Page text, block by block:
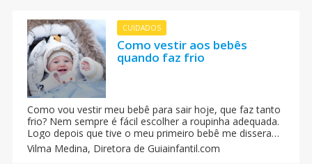
CUIDADOS
Como vestir aos bebês
quando faz frio
Como vou vestir meu bebê para sair hoje, que faz tanto
frio? Nem sempre é fácil escolher a roupinha adequada.
Logo depois que tive o meu primeiro bebê me disseram
que os bebês recém-nascidos não podem regular bem a
temperatura corporal, por isso temos que abrigá-los
Vilma Medina, Diretora de Guiainfantil.com